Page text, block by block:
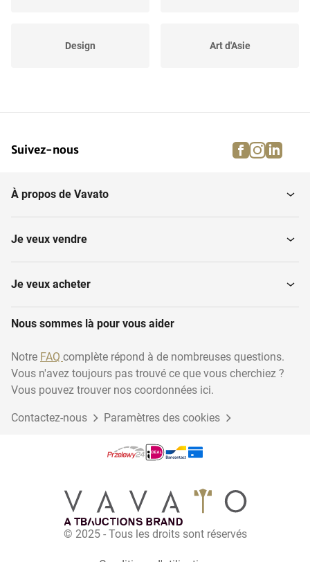
Design Art d'Asie
Souvenirs Jouets vintage
Lingots d'or
Appareils photo
Autres objets de
collection
Suivez-nous facebook
À propos de Vavato
Je veux vendre
Je veux acheter
Nous sommes là pour vous aider
Notre FAQ complète répond à de nombreuses questions.
Vous n'avez toujours pas trouvé ce que vous cherchiez ?
Vous pouvez trouver nos coordonnées ici.
Contactez-nous Paramètres des cookies
© 2025 - Tous les droits sont réservés